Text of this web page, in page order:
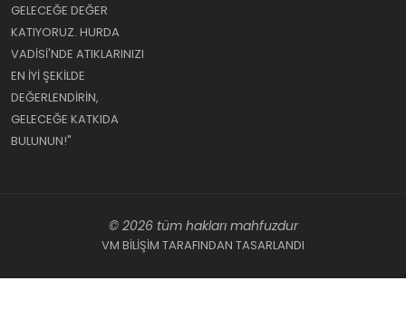
GELECEĞE DEĞER
KATIYORUZ. HURDA
VADISI'NDE ATIKLARINIZI
EN IYI ŞEKILDE
DEĞERLENDIRIN,
GELECEĞE KATKIDA
BULUNUN!"
© 2026 tüm hakları mahfuzdur
VM BİLİŞİM TARAFINDAN TASARLANDI